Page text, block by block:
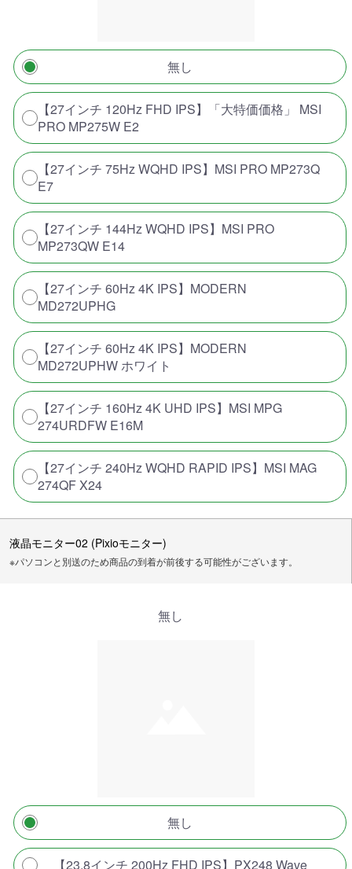
無し
【27インチ 120Hz FHD IPS】「大特価価格」 MSI
PRO MP275W E2
【27インチ 75Hz WQHD IPS】MSI PRO MP273Q
E7
【27インチ 144Hz WQHD IPS】MSI PRO
MP273QW E14
【27インチ 60Hz 4K IPS】MODERN
MD272UPHG
【27インチ 60Hz 4K IPS】MODERN
MD272UPHW ホワイト
【27インチ 160Hz 4K UHD IPS】MSI MPG
274URDFW E16M
【27インチ 240Hz WQHD RAPID IPS】MSI MAG
274QF X24
液晶モニター02 (Pixioモニター)
※パソコンと別送のため商品の到着が前後する可能性がございます。
無し
無し
【23.8インチ 200Hz FHD IPS】PX248 Wave